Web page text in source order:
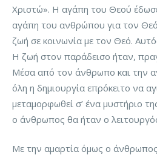
Χριστώ». Η αγάπη του Θεού
αγάπη του ανθρώπου για τον
ζωή σε κοινωνία με τον Θεό.
Η ζωή στον παράδεισο ήταν,
Μέσα από τον άνθρωπο και την
όλη η δημιουργία επρόκειτο να
μεταμορφωθεί σ’ ένα μυστήριο
ο άνθρωπος θα ήταν ο
Με την αμαρτία όμως ο